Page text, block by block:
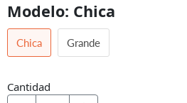
Modelo: Chica
Chica Grande
Cantidad